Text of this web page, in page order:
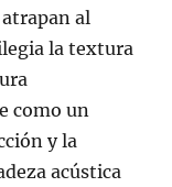
al
la textura
como un
y la
acústica